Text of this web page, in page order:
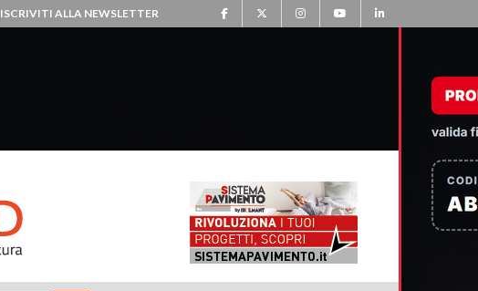
ISCRIVITI ALLA NEWSLETTER